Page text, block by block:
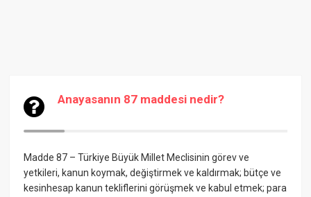
Anayasanın 87 maddesi nedir?
Madde 87 – Türkiye Büyük Millet Meclisinin görev ve
yetkileri, kanun koymak, değiştirmek ve kaldırmak; bütçe ve
kesinhesap kanun tekliflerini görüşmek ve kabul etmek; para